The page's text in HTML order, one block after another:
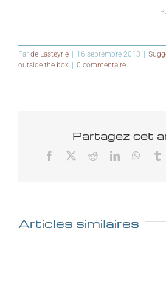
Par de Lasteyrie 16 septembre 2013
outside the box
0 commentaire
Partagez cet
Facebook RedditLinkedIn
Articles similaires